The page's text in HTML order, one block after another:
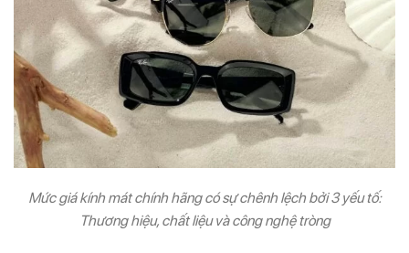
Mức giá kính mát chính hãng có sự chênh lệch bởi 3 yếu tố:
Thương hiệu, chất liệu và công nghệ tròng